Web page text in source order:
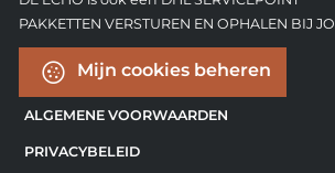
PAKKETTEN VERSTUREN EN OPHALEN BIJ
Mijn cookies beheren
ALGEMENE VOORWAARDEN
PRIVACYBELEID